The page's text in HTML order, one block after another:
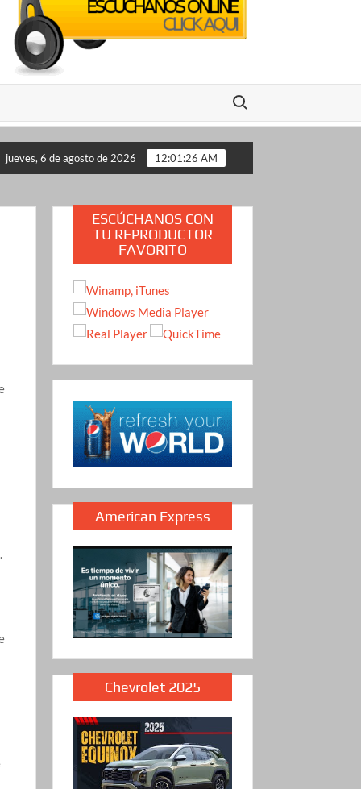
Buscar:
transmisión en vivo en México: se conocen pistas clave del
jueves, 6 de agosto de 2026 12:01:27 AM
ESCÚCHANOS CON
TU REPRODUCTOR
FAVORITO
American Express
Chevrolet 2025